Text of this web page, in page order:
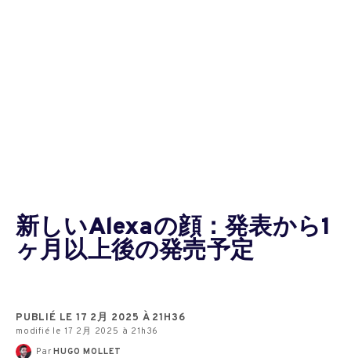
新しいAlexaの顔：発表から1
ヶ月以上後の発売予定
PUBLIÉ LE 17 2月 2025 À 21H36
modifié le 17 2月 2025 à 21h36
Par HUGO MOLLET